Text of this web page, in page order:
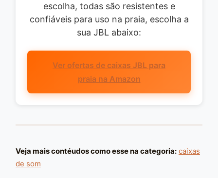
escolha, todas são resistentes e
confiáveis para uso na praia, escolha a
sua JBL abaixo:
Ver ofertas de caixas JBL para
praia na Amazon
Veja mais contéudos como esse na categoria: caixas
de som